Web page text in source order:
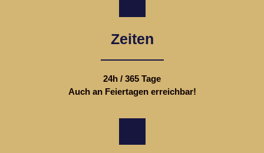
Zeiten
24h / 365 Tage
Auch an Feiertagen erreichbar!